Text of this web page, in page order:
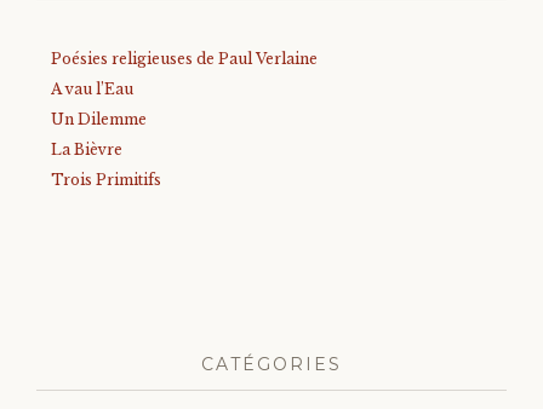
Poésies religieuses de Paul Verlaine
A vau l’Eau
Un Dilemme
La Bièvre
Trois Primitifs
CATÉGORIES